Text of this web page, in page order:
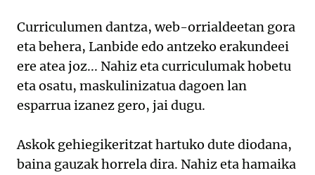
Curriculumen dantza, web-orrialdeetan gora
eta behera, Lanbide edo antzeko erakundeei
ere atea joz... Nahiz eta curriculumak hobetu
eta osatu, maskulinizatua dagoen lan
esparrua izanez gero, jai dugu.
Askok gehiegikeritzat hartuko dute diodana,
baina gauzak horrela dira. Nahiz eta hamaika